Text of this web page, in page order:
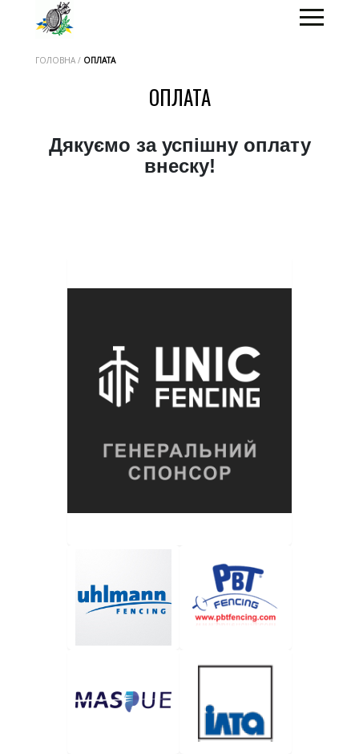
ГОЛОВНА / ОПЛАТА
ОПЛАТА
Дякуємо за успішну оплату
внеску!